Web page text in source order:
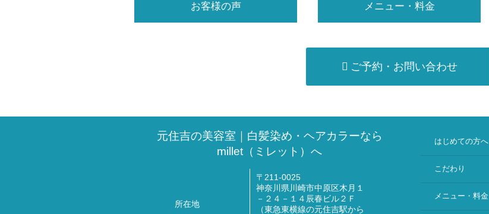
お客様の声 メニュー・料金
ご予約・お問い合わせ
元住吉の美容室｜白髪染め・ヘアカラーなら
millet（ミレット）へ
所在地
〒211-0025
神奈川県川崎市中原区木月１
－２４－１４辰春ビル２Ｆ
（東急東横線の元住吉駅から
はじめての方へ
こだわり
メニュー・料金